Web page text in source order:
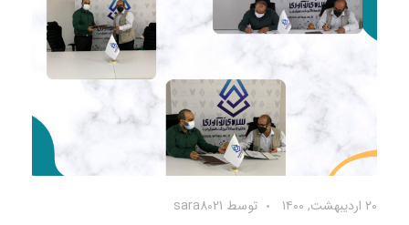
۲۰ اردیبهشت, ۱۴۰۰ توسط sara8021